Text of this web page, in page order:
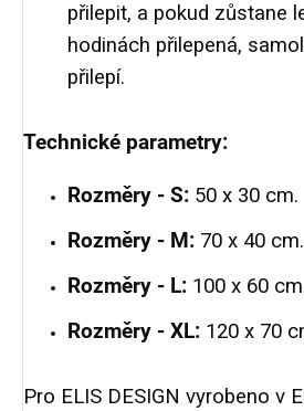
přilepit, a pokud zůstane
hodinách přilepená,
přilepí.
Technické parametry:
Rozměry - S: 50 x 30 cm.
Rozměry - M: 70 x 40 cm.
Rozměry - L: 100 x 60
Rozměry - XL: 120 x 70
Pro ELIS DESIGN vyrobeno v